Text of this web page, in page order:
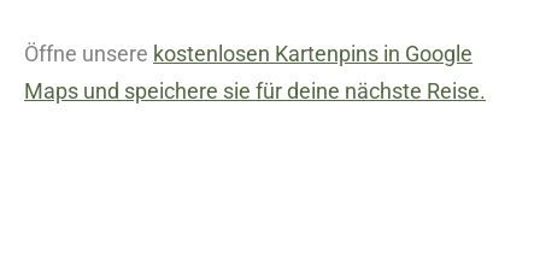
Öffne unsere kostenlosen Kartenpins in Google
Maps und speichere sie für deine nächste Reise.